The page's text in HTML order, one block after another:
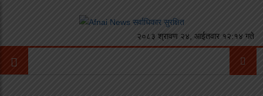
२०८३ श्रावण २४, आईतवार १२:१४ गते